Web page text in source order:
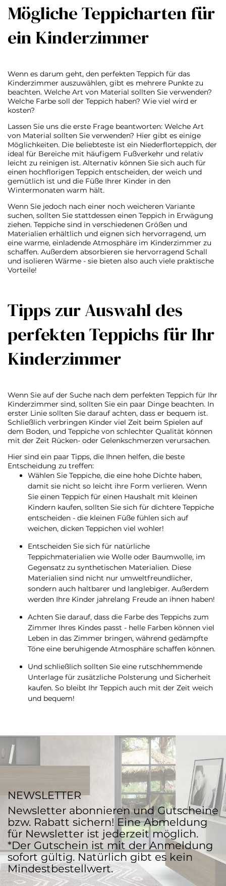
Mögliche Teppicharten für
ein Kinderzimmer
Wenn es darum geht, den perfekten Teppich für das
Kinderzimmer auszuwählen, gibt es mehrere Punkte zu
beachten. Welche Art von Material sollten Sie verwenden?
Welche Farbe soll der Teppich haben? Wie viel wird er
kosten?
Lassen Sie uns die erste Frage beantworten: Welche Art
von Material sollten Sie verwenden? Hier gibt es einige
Möglichkeiten. Die beliebteste ist ein Niederflorteppich, der
ideal für Bereiche mit häufigem Fußverkehr und relativ
leicht zu reinigen ist. Alternativ können Sie sich auch für
einen hochflorigen Teppich entscheiden, der weich und
gemütlich ist und die Füße Ihrer Kinder in den
Wintermonaten warm hält.
Wenn Sie jedoch nach einer noch weicheren Variante
suchen, sollten Sie stattdessen einen Teppich in Erwägung
ziehen. Teppiche sind in verschiedenen Größen und
Materialien erhältlich und eignen sich hervorragend, um
eine warme, einladende Atmosphäre im Kinderzimmer zu
schaffen. Außerdem absorbieren sie hervorragend Schall
und isolieren Wärme - sie bieten also auch viele praktische
Vorteile!
Tipps zur Auswahl des
perfekten Teppichs für Ihr
Kinderzimmer
Wenn Sie auf der Suche nach dem perfekten Teppich für Ihr
Kinderzimmer sind, sollten Sie ein paar Dinge beachten. In
erster Linie sollten Sie darauf achten, dass er bequem ist.
Schließlich verbringen Kinder viel Zeit beim Spielen auf
dem Boden, und Teppiche von schlechter Qualität können
mit der Zeit Rücken- oder Gelenkschmerzen verursachen.
Hier sind ein paar Tipps, die Ihnen helfen, die beste
Entscheidung zu treffen:
Wählen Sie Teppiche, die eine hohe Dichte haben,
damit sie nicht so leicht ihre Form verlieren. Wenn
Sie einen Teppich für einen Haushalt mit kleinen
Kindern kaufen, sollten Sie sich für dichtere Teppiche
entscheiden - die kleinen Füße fühlen sich auf
weichen, dicken Teppichen viel wohler!
Entscheiden Sie sich für natürliche
Teppichmaterialien wie Wolle oder Baumwolle, im
Gegensatz zu synthetischen Materialien. Diese
Materialien sind nicht nur umweltfreundlicher,
sondern auch haltbarer und langlebiger. Außerdem
werden Ihre Kinder jahrelang Freude an ihnen haben!
Achten Sie darauf, dass die Farbe des Teppichs zum
Zimmer Ihres Kindes passt - helle Farben können viel
Leben in das Zimmer bringen, während gedämpfte
Töne eine beruhigende Atmosphäre schaffen können.
Und schließlich sollten Sie eine rutschhemmende
Unterlage für zusätzliche Polsterung und Sicherheit
kaufen. So bleibt Ihr Teppich auch mit der Zeit weich
und bequem!
NEWSLETTER
Newsletter abonnieren und Gutscheine
bzw. Rabatt sichern! Eine Abmeldung
für Newsletter ist jederzeit möglich.
*Der Gutschein ist mit der Anmeldung
sofort gültig. Natürlich gibt es kein
Mindestbestellwert.